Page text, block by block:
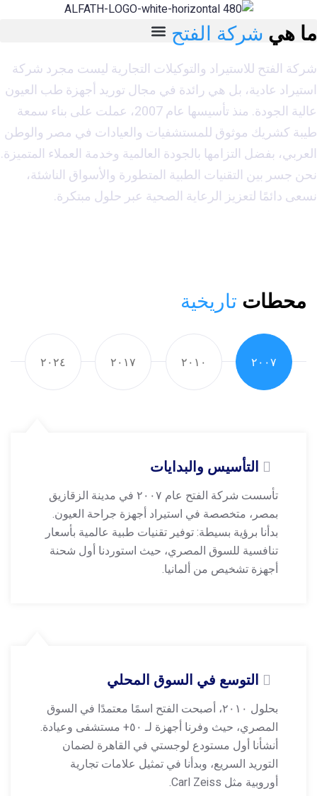
هيشركة الفتح
الفتح للاستيراد والتوكيلات التجارية ليست مجرد شركة
عادية، بل هي رائدة في مجال توريد أجهزة طب العيون
عالية الجودة. منذ تأسيسها عام 2007، عملت على بناء سمعة
كشريك موثوق للمستشفيات والعيادات في مصر والوطن
بفضل التزامها بالجودة العالمية وخدمة العملاء المتميزة.
جسر بين التقنيات الطبية المتطورة والأسواق الناشئة،
دائمًا لتعزيز الرعاية الصحية عبر حلول مبتكرة.
محطاتتاريخية
۲۰۰۷ ۲۰۱۰ ۲۰۱۷ ۲۰۲٤
التأسيس والبدايات
تأسست شركة الفتح عام ۲۰۰۷ في مدينة الزقازيق
بمصر، متخصصة في استيراد أجهزة جراحة العيون.
بدأنا برؤية بسيطة: توفير تقنيات طبية عالمية بأسعار
تنافسية للسوق المصري، حيث استوردنا أول شحنة
أجهزة تشخيص من ألمانيا.
التوسع في السوق المحلي
بحلول ۲۰۱۰، أصبحت الفتح اسمًا معتمدًا في السوق
المصري، حيث وفرنا أجهزة لـ ٥۰+ مستشفى وعيادة.
أنشأنا أول مستودع لوجستي في القاهرة لضمان
التوريد السريع، وبدأنا في تمثيل علامات تجارية
أوروبية مثل Carl Zeiss.